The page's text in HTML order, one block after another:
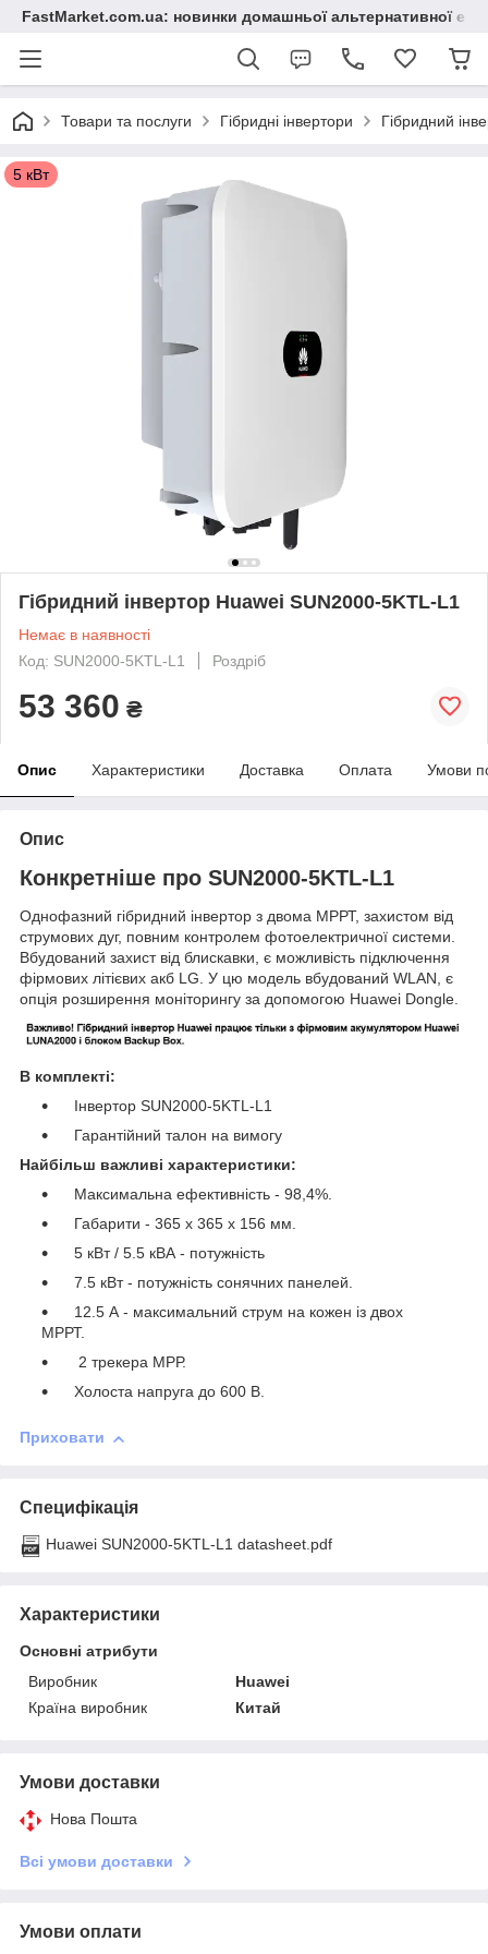
FastMarket.com.ua: новинки домашньої альтернативної
Товари та послуги Гібридні інвертори Гібридний
5 кВт
Гібридний інвертор Huawei SUN2000-5KTL-L1
Немає в наявності
Код: SUN2000-5KTL-L1
Роздріб
53 360 ₴
Опис Характеристики Доставка Оплата Умови
Опис
Конкретніше про SUN2000-5KTL-L1
Однофазний гібридний інвертор з двома МРРТ, захистом від
струмових дуг, повним контролем фотоелектричної системи.
Вбудований захист від блискавки, є можливість підключення
фірмових літієвих акб LG. У цю модель вбудований WLAN, є
опція розширення моніторингу за допомогою Huawei Dongle.
В комплекті:
Інвертор SUN2000-5KTL-L1
Гарантійний талон на вимогу
Найбільш важливі характеристики:
Максимальна ефективність - 98,4%.
Габарити - 365 х 365 х 156 мм.
5 кВт / 5.5 кВА - потужність
7.5 кВт - потужність сонячних панелей.
12.5 А - максимальний струм на кожен із двох
МРРТ.
2 трекера МРР.
Холоста напруга до 600 В.
Приховати
Специфікація
Huawei SUN2000-5KTL-L1 datasheet.pdf
Характеристики
Основні атрибути
Виробник
Huawei
Країна виробник
Китай
Умови доставки
Нова Пошта
Всі умови доставки
Умови оплати